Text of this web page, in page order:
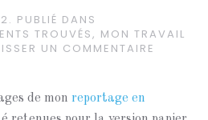
. PUBLIÉ DANS
TROUVÉS, MON TRAVAIL
UN COMMENTAIRE
de mon reportage en